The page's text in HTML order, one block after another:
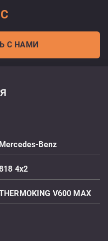
С НАМИ
Mercedes-Benz
4x2
V600 MAX